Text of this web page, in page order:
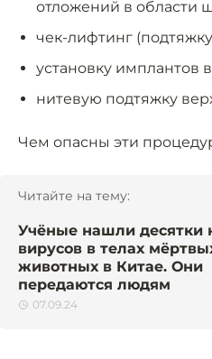
отложений в области
чек-лифтинг
установку имплантов
нитевую подтяжку
Чем опасны эти
Читайте на тему:
Учёные нашли десятки
вирусов в телах
животных в Китае. Они
передаются людям
07.09.24